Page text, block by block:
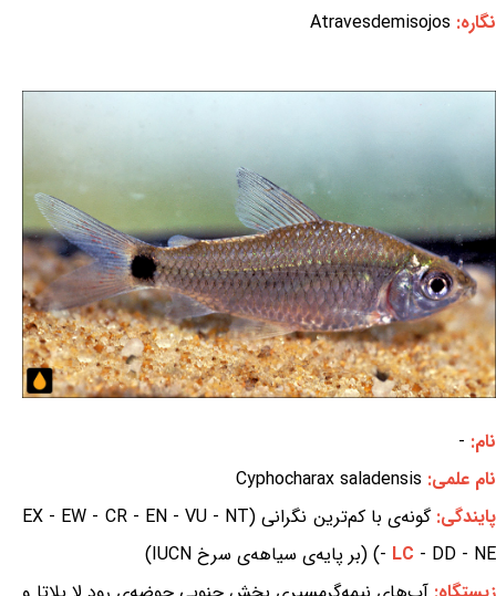
نگاره: Atravesdemisojos
نام: -
نام علمی: Cyphocharax saladensis
پایندگی:
گونه‌ی با کم‌ترین نگرانی (EX - EW - CR - EN - VU - NT
- LC - DD - NE) (بر پایه‌ی سیاهه‌ی سرخ IUCN)